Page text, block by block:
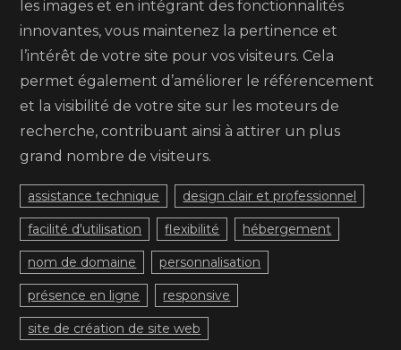
les images et en intégrant des fonctionnalités
innovantes, vous maintenez la pertinence et
l’intérêt de votre site pour vos visiteurs. Cela
permet également d’améliorer le référencement
et la visibilité de votre site sur les moteurs de
recherche, contribuant ainsi à attirer un plus
grand nombre de visiteurs.
assistance technique design clair et professionnel
facilité d'utilisation flexibilité hébergement
nom de domaine personnalisation
présence en ligne responsive
site de création de site web